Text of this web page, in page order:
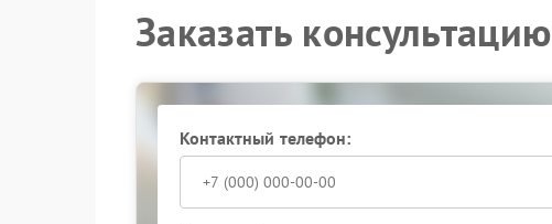
Заказать консультацию
Контактный телефон: